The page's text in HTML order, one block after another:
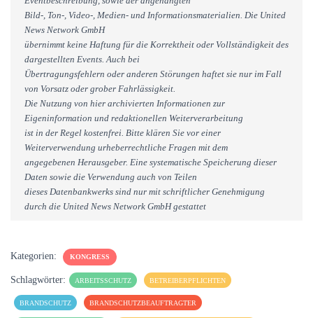
Bild-, Ton-, Video-, Medien- und Informationsmaterialien. Die United
News Network GmbH
übernimmt keine Haftung für die Korrektheit oder Vollständigkeit des
dargestellten Events. Auch bei
Übertragungsfehlern oder anderen Störungen haftet sie nur im Fall
von Vorsatz oder grober Fahrlässigkeit.
Die Nutzung von hier archivierten Informationen zur
Eigeninformation und redaktionellen Weiterverarbeitung
ist in der Regel kostenfrei. Bitte klären Sie vor einer
Weiterverwendung urheberrechtliche Fragen mit dem
angegebenen Herausgeber. Eine systematische Speicherung dieser
Daten sowie die Verwendung auch von Teilen
dieses Datenbankwerks sind nur mit schriftlicher Genehmigung
durch die United News Network GmbH gestattet
Kategorien: KONGRESS
Schlagwörter: ARBEITSSCHUTZ BETREIBERPFLICHTEN
BRANDSCHUTZ BRANDSCHUTZBEAUFTRAGTER